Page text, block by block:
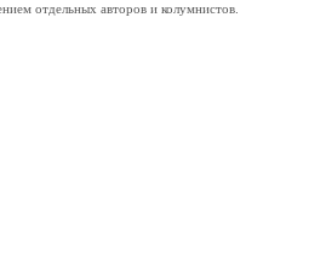
отдельных авторов и колумнистов.